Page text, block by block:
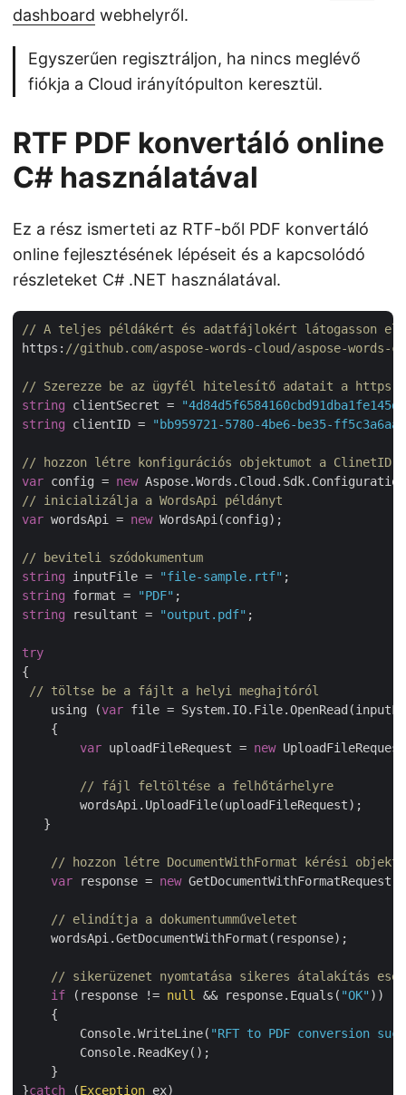
dashboard webhelyről.
Egyszerűen regisztráljon, ha nincs meglévő
fiókja a Cloud irányítópulton keresztül.
RTF PDF konvertáló online
C# használatával
Ez a rész ismerteti az RTF-ből PDF konvertáló
online fejlesztésének lépéseit és a kapcsolódó
részleteket C# .NET használatával.
// A teljes példákért és adatfájlokért látogasson
https: //github.com/aspose-words-cloud/aspose-words-
// Szerezze be az ügyfél hitelesítő adatait a https://
string clientSecret =
string clientID = "bb959721-5780-4be6-be35-
// hozzon létre konfigurációs objektumot a ClinetID
var config = new
// inicializálja a WordsApi példányt
var wordsApi = new WordsApi(config);
// beviteli szódokumentum
string inputFile = "file-sample.rtf"
string format = "PDF"
string resultant = "output.pdf" ;
try
{
// töltse be a fájlt a helyi meghajtóról
    using (
var file =
    {
var uploadFileRequest = new
// fájl feltöltése a felhőtárhelyre
        wordsApi.UploadFile(uploadFileRequest);
   }
// hozzon létre DocumentWithFormat kérési
var response = new
// elindítja a dokumentumműveletet
    wordsApi.GetDocumentWithFormat(response);
// sikerüzenet nyomtatása sikeres átalakítás
if (response != null && response.Equals( "OK" ))
    {
        Console.WriteLine(
"RFT to PDF conversion
        Console.ReadKey();
    }
}catch (Exception ex)